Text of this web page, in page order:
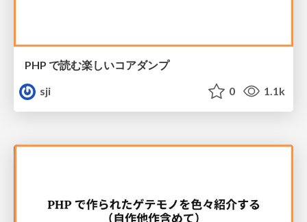
PHP で読む楽しいコアダンプ
sji
0 1.1k